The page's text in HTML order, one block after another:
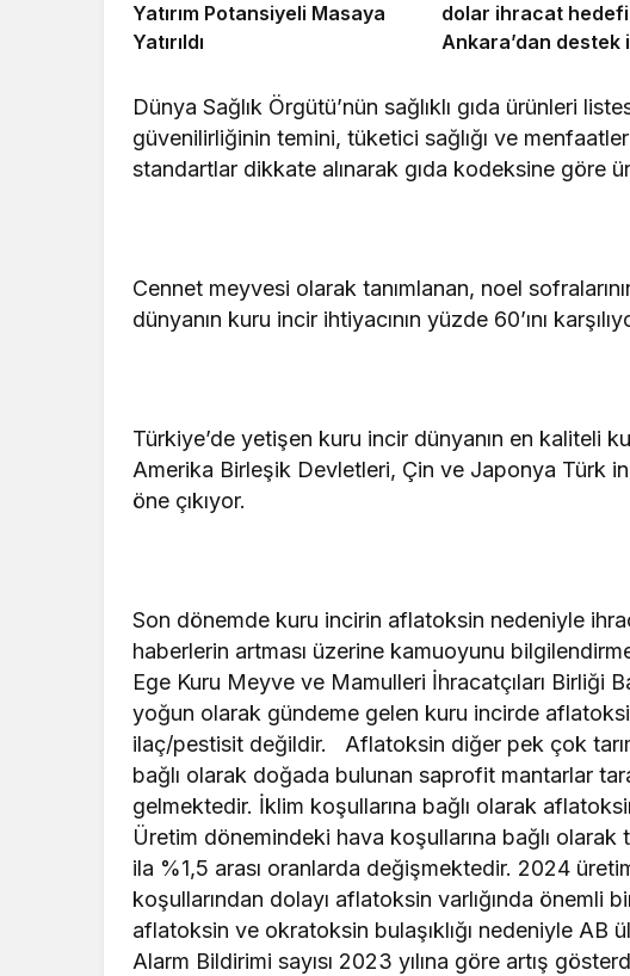
Yatırım Potansiyeli Masaya
Yatırıldı
dolar ihracat
Ankara’dan destek
Dünya Sağlık Örgütü’nün sağlıklı gıda ürünleri
güvenilirliğinin temini, tüketici sağlığı ve
standartlar dikkate alınarak gıda kodeksine göre
Cennet meyvesi olarak tanımlanan, noel
dünyanın kuru incir ihtiyacının yüzde 60’ını
Türkiye’de yetişen kuru incir dünyanın en kaliteli
Amerika Birleşik Devletleri, Çin ve Japonya Türk
öne çıkıyor.
Son dönemde kuru incirin aflatoksin nedeniyle
haberlerin artması üzerine kamuoyunu
Ege Kuru Meyve ve Mamulleri İhracatçıları Birliği
yoğun olarak gündeme gelen kuru incirde
ilaç/pestisit değildir. Aflatoksin diğer pek çok
bağlı olarak doğada bulunan saprofit mantarlar
gelmektedir. İklim koşullarına bağlı olarak
Üretim dönemindeki hava koşullarına bağlı
ila %1,5 arası oranlarda değişmektedir. 2024
koşullarından dolayı aflatoksin varlığında önemli
aflatoksin ve okratoksin bulaşıklığı nedeniyle AB
Alarm Bildirimi sayısı 2023 yılına göre artış